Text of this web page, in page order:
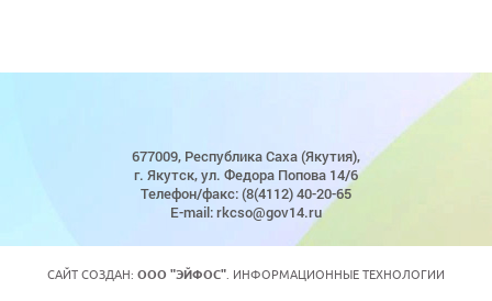
677009, Республика Саха (Якутия),
г. Якутск, ул. Федора Попова 14/6
Телефон/факс: (8(4112) 40-20-65
E-mail: rkcso@gov14.ru
САЙТ СОЗДАН: ООО "ЭЙФОС" . ИНФОРМАЦИОННЫЕ ТЕХНОЛОГИИ